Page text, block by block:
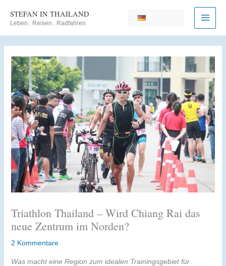
Inhalt
STEFAN IN THAILAND
Leben . Reisen . Radfahren
Triathlon Thailand – Wird Chiang Rai das
neue Zentrum im Norden?
2 Kommentare
Was macht eine Region zum idealen Trainingsgebiet für